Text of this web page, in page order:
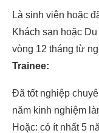
Là sinh viên hoặc
Khách sạn hoặc
vòng 12 tháng từ
Trainee:
Đã tốt nghiệp
năm kinh nghiệm
Hoặc: có ít nhất 5